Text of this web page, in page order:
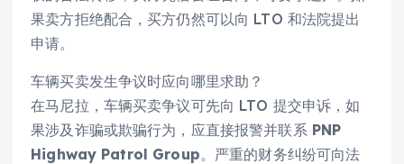
果卖方拒绝配合，买方仍然可以向 LTO 和法院提出
申请。
车辆买卖发生争议时应向哪里求助？
在马尼拉，车辆买卖争议可先向 LTO 提交申诉，如
果涉及诈骗或欺骗行为，应直接报警并联系 PNP
Highway Patrol Group。严重的财务纠纷可向法